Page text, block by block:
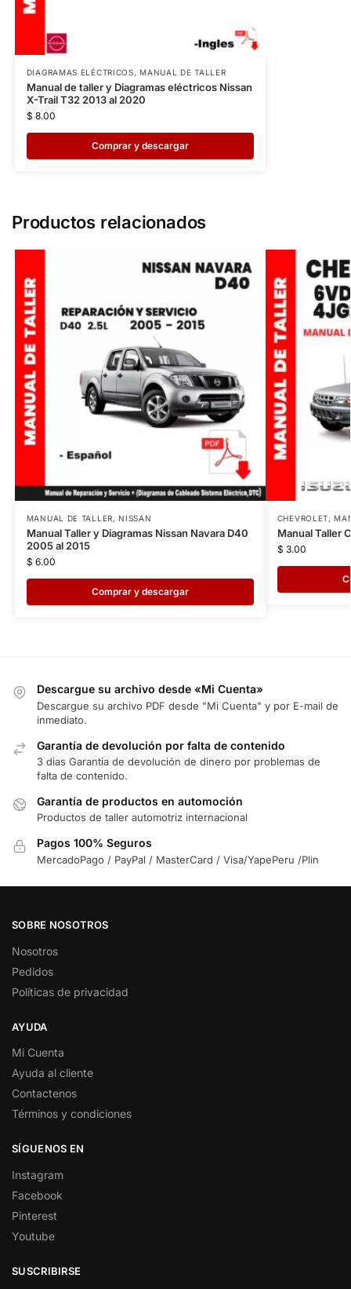
DIAGRAMAS ELÉCTRICOS, MANUAL DE TALLER
Manual de taller y Diagramas eléctricos Nissan
X-Trail T32 2013 al 2020
$ 8.00
Comprar y descargar
Productos relacionados
MANUAL DE TALLER, NISSAN
Manual Taller y Diagramas Nissan Navara D40
2005 al 2015
$ 6.00
Comprar y descargar
CHEVROLET,
Manual Taller
$ 3.00
Descargue su archivo desde «Mi Cuenta»
Descargue su archivo PDF desde "Mi Cuenta" y por E-mail de
inmediato.
Garantía de devolución por falta de contenido
3 dias Garantia de devolución de dinero por problemas de
falta de contenido.
Garantía de productos en automoción
Productos de taller automotriz internacional
Pagos 100% Seguros
MercadoPago / PayPal / MasterCard / Visa/YapePeru /Plin
SOBRE NOSOTROS
Nosotros
Pedidos
Políticas de privacidad
AYUDA
Mi Cuenta
Ayuda al cliente
Contactenos
Términos y condiciones
SÍGUENOS EN
Instagram
Facebook
Pinterest
Youtube
SUSCRIBIRSE